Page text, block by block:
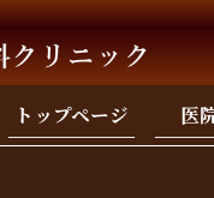
トップページ 医